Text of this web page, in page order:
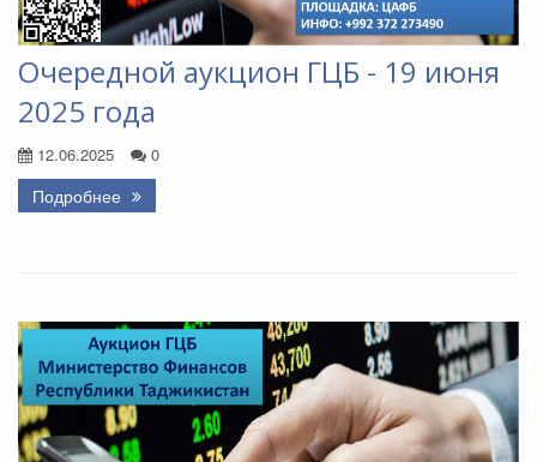
Очередной аукцион ГЦБ - 19 июня
2025 года
12.06.2025 0
Подробнее